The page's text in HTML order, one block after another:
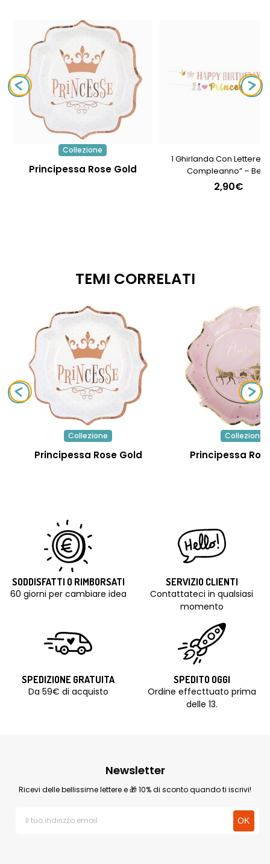
Collezione
Principessa Rose Gold
1 Ghirlanda Con Lettere
Compleanno” – Bella
Principessa
2,90€
TEMI CORRELATI
Collezione
Principessa Rose Gold
Collezione
Principessa
SODDISFATTI O RIMBORSATI
60 giorni per cambiare idea
SERVIZIO CLIENTI
Contattateci in qualsiasi
momento
SPEDIZIONE GRATUITA
Da 59€ di acquisto
SPEDITO OGGI
Ordine effecttuato prima
delle 13.
Newsletter
Ricevi delle bellissime lettere e 🎁 10% di sconto quando ti iscrivi!